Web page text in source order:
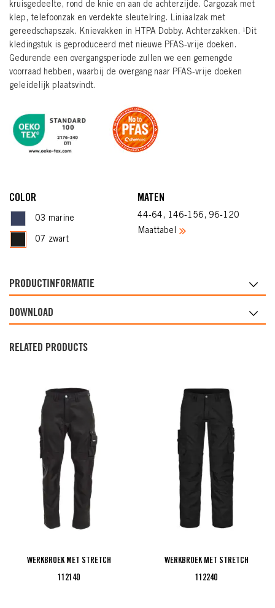
kruisgedeelte, rond de knie en aan de achterzijde. Cargozak met
klep, telefoonzak en verdekte sleutelring. Liniaalzak met
gereedschapszak. Knievakken in HTPA Dobby. Achterzakken. ¹Dit
kledingstuk is geproduceerd met nieuwe PFAS-vrije doeken.
Gedurende een overgangsperiode zullen we een gemengde
voorraad hebben, waarbij de overgang naar PFAS-vrije doeken
geleidelijk plaatsvindt.
COLOR
03 marine
07 zwart
MATEN
44-64, 146-156, 96-120
Maattabel
PRODUCTINFORMATIE
DOWNLOAD
RELATED PRODUCTS
WERKBROEK MET STRETCH
112140
WERKBROEK MET STRETCH
112240